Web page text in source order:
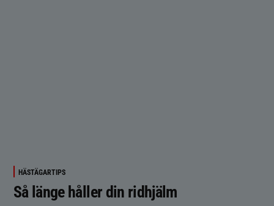
HÄSTÄGARTIPS
Så länge håller din ridhjälm